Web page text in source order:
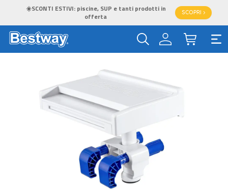
☀️SCONTI ESTIVI: piscine, SUP e tanti prodotti in
offerta
SCOPRI >